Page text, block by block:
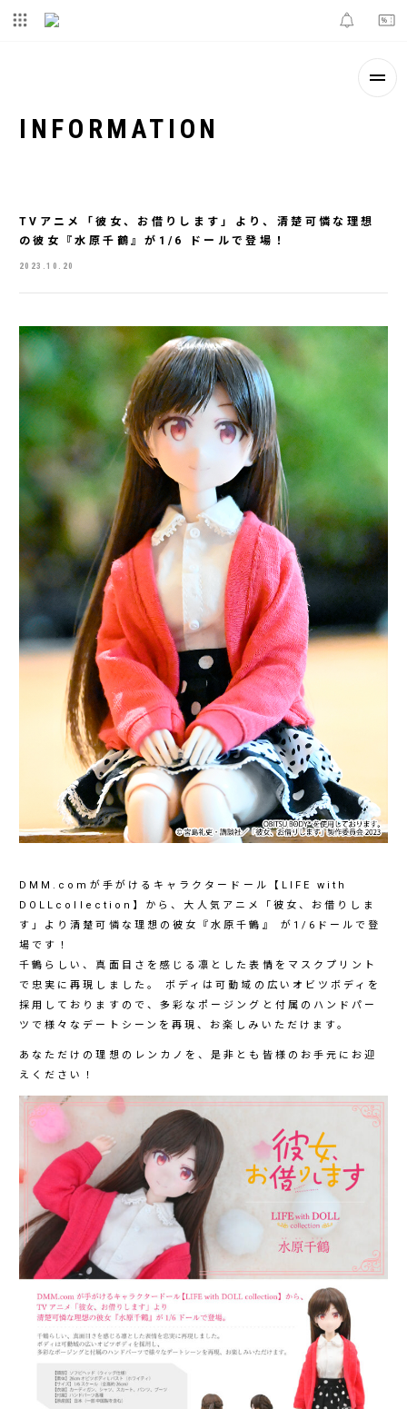
INFORMATION
TVアニメ「彼女、お借りします」より、清楚可憐な理想
の彼女『水原千鶴』が1/6 ドールで登場！
2023.10.20
DMM.comが手がけるキャラクタードール【LIFE with
DOLLcollection】から、大人気アニメ「彼女、お借りしま
す」より清楚可憐な理想の彼女『水原千鶴』 が1/6ドールで登
場です！
千鶴らしい、真面目さを感じる凛とした表情をマスクプリント
で忠実に再現しました。 ボディは可動域の広いオビツボディを
採用しておりますので、多彩なポージングと付属のハンドパー
ツで様々なデートシーンを再現、お楽しみいただけます。
あなただけの理想のレンカノを、是非とも皆様のお手元にお迎
えください！